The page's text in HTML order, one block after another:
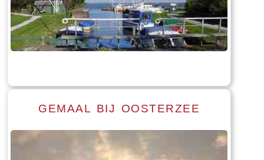
Read more
Tekst: © Foto: © Hendrik van Kampen
GEMAAL BIJ OOSTERZEE